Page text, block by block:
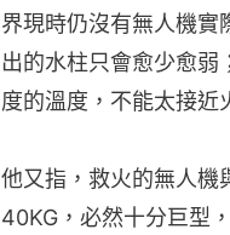
界現時仍沒有無人機實
出的水柱只會愈少愈
度的溫度，不能太接近
他又指，救火的無人機
40KG，必然十分巨型